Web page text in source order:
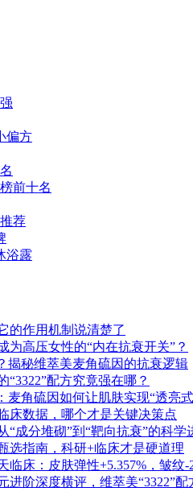
偏方
前十名
荐
浴露
的作用机制说清楚了
为高压女性的“内在抗衰开关”？
揭秘维萃美麦角硫因的抗衰逻辑
配方究竟强在哪？
麦角硫因如何让肌肤实现“透亮
床数据，哪个才是关键决策点
“成分堆砌”到“靶向抗衰”的科学
选指南，科研+临床才是硬道理
床：皮肤弹性+5.357%，皱纹-
阶深度横评，维萃美“3322”配